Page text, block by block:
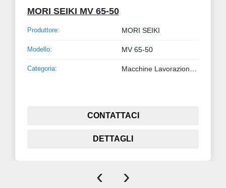
MORI SEIKI MV 65-50
Produttore: MORI SEIKI
Modello: MV 65-50
Categoria:
CONTATTACI
DETTAGLI
‹ ›